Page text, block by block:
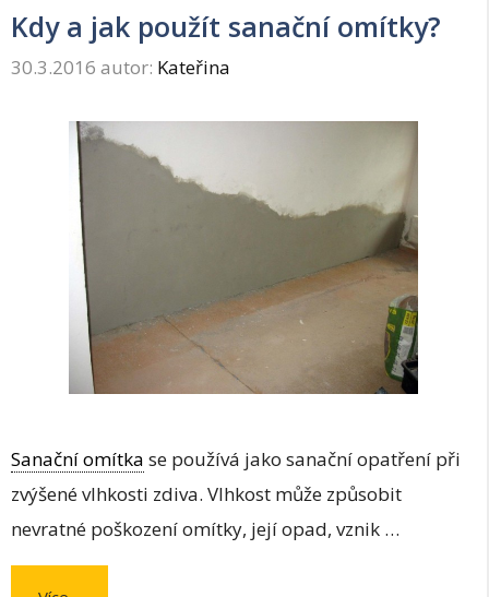
Kdy a jak použít sanační omítky?
30.3.2016 autor: Kateřina
Sanační omítka se používá jako sanační opatření při
zvýšené vlhkosti zdiva. Vlhkost může způsobit
nevratné poškození omítky, její opad, vznik …